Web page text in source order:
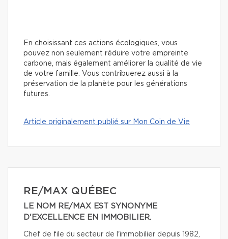
En choisissant ces actions écologiques, vous
pouvez non seulement réduire votre empreinte
carbone, mais également améliorer la qualité de vie
de votre famille. Vous contribuerez aussi à la
préservation de la planète pour les générations
futures.
Article originalement publié sur Mon Coin de Vie
RE/MAX QUÉBEC
LE NOM RE/MAX EST SYNONYME
D'EXCELLENCE EN IMMOBILIER.
Chef de file du secteur de l'immobilier depuis 1982,